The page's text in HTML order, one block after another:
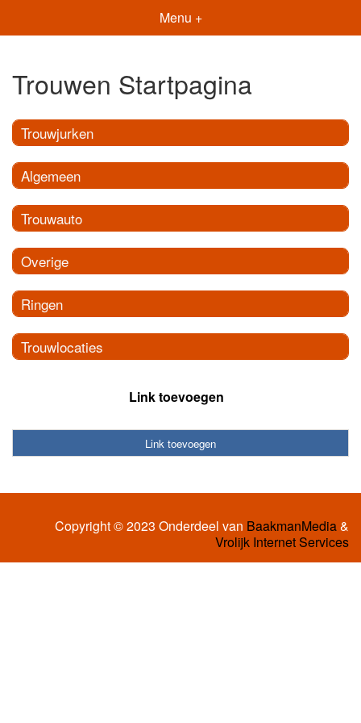
Menu +
Trouwen Startpagina
Trouwjurken
Algemeen
Trouwauto
Overige
Ringen
Trouwlocaties
Link toevoegen
Link toevoegen
Copyright © 2023 Onderdeel van BaakmanMedia&
Vrolijk Internet Services